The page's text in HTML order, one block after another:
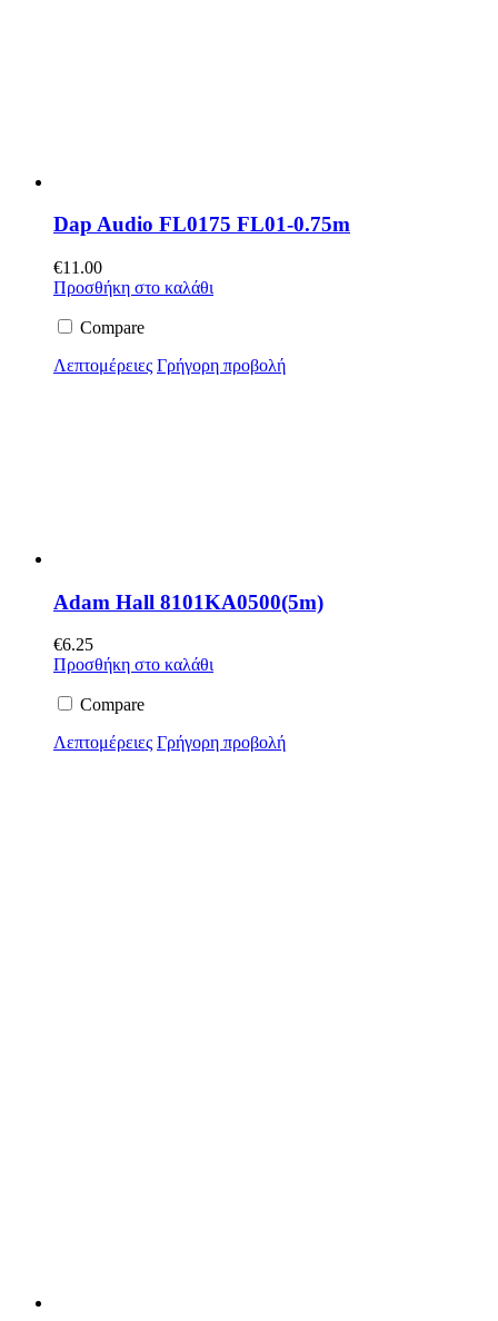
Dap Audio FL0175 FL01-0.75m
€11.00
Προσθήκη στο καλάθι
Compare
Λεπτομέρειες Γρήγορη προβολή
Adam Hall 8101KA0500(5m)
€6.25
Προσθήκη στο καλάθι
Compare
Λεπτομέρειες Γρήγορη προβολή